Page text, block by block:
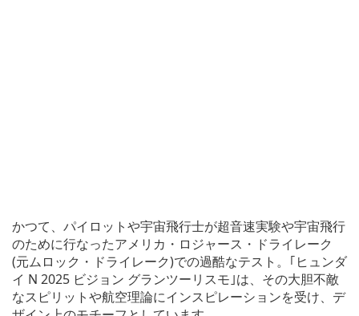
かつて、パイロットや宇宙飛行士が超音速実験や宇宙飛行
のために行なったアメリカ・ロジャース・ドライレーク
(元ムロック・ドライレーク)での過酷なテスト。｢ヒュンダ
イ N 2025 ビジョン グランツーリスモ｣は、その大胆不敵
なスピリットや航空理論にインスピレーションを受け、デ